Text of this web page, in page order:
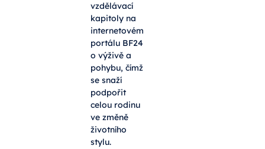
vzdělávací
kapitoly na
internetovém
portálu BF24
o výživě a
pohybu, čímž
se snaží
podpořit
celou rodinu
ve změně
životního
stylu.